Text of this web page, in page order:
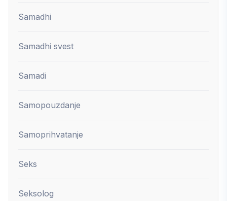
Samadhi
Samadhi svest
Samadi
Samopouzdanje
Samoprihvatanje
Seks
Seksolog